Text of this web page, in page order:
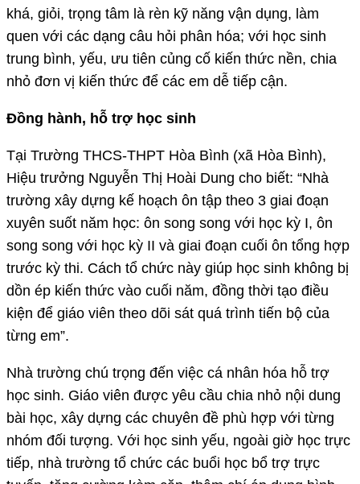
khá, giỏi, trọng tâm là rèn kỹ năng vận dụng, làm
quen với các dạng câu hỏi phân hóa; với học sinh
trung bình, yếu, ưu tiên củng cố kiến thức nền, chia
nhỏ đơn vị kiến thức để các em dễ tiếp cận.
Đồng hành, hỗ trợ học sinh
Tại Trường THCS-THPT Hòa Bình (xã Hòa Bình),
Hiệu trưởng Nguyễn Thị Hoài Dung cho biết: “Nhà
trường xây dựng kế hoạch ôn tập theo 3 giai đoạn
xuyên suốt năm học: ôn song song với học kỳ I, ôn
song song với học kỳ II và giai đoạn cuối ôn tổng hợp
trước kỳ thi. Cách tổ chức này giúp học sinh không bị
dồn ép kiến thức vào cuối năm, đồng thời tạo điều
kiện để giáo viên theo dõi sát quá trình tiến bộ của
từng em”.
Nhà trường chú trọng đến việc cá nhân hóa hỗ trợ
học sinh. Giáo viên được yêu cầu chia nhỏ nội dung
bài học, xây dựng các chuyên đề phù hợp với từng
nhóm đối tượng. Với học sinh yếu, ngoài giờ học trực
tiếp, nhà trường tổ chức các buổi học bổ trợ trực